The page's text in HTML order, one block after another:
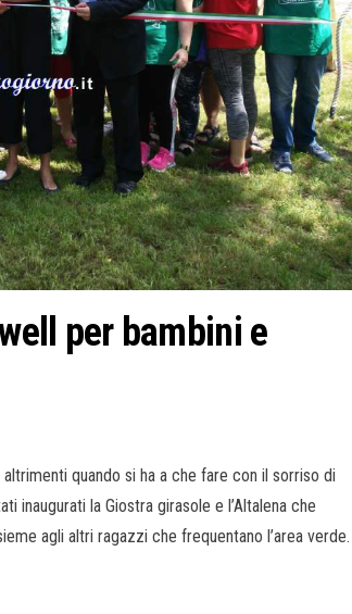
per bambini e
quando si ha a che fare con il sorriso di
inaugurati la Giostra girasole e l’Altalena che
agli altri ragazzi che frequentano l’area verde.